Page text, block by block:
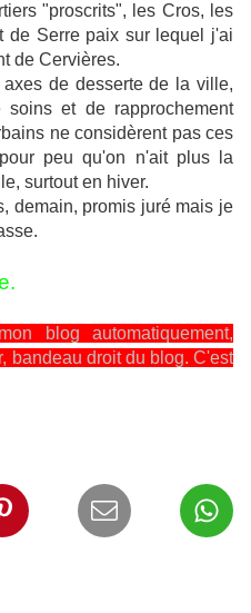
"proscrits", les Cros, les
de Serre paix sur lequel j'ai
de Cervières.
de desserte de la ville,
et de rapprochement
ne considèrent pas ces
peu qu'on n'ait plus la
surtout en hiver.
demain, promis juré mais je
blog automatiquement,
bandeau droit du blog. C'est